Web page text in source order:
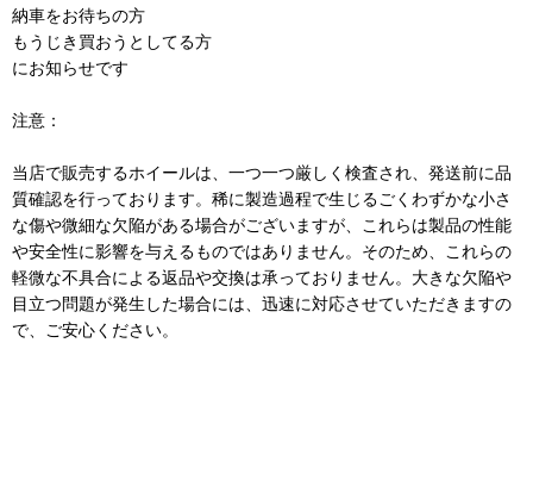
納車をお待ちの方
もうじき買おうとしてる方
にお知らせです
注意：
当店で販売するホイールは、一つ一つ厳しく検査され、発送前に品
質確認を行っております。稀に製造過程で生じるごくわずかな小さ
な傷や微細な欠陥がある場合がございますが、これらは製品の性能
や安全性に影響を与えるものではありません。そのため、これらの
軽微な不具合による返品や交換は承っておりません。大きな欠陥や
目立つ問題が発生した場合には、迅速に対応させていただきますの
で、ご安心ください。